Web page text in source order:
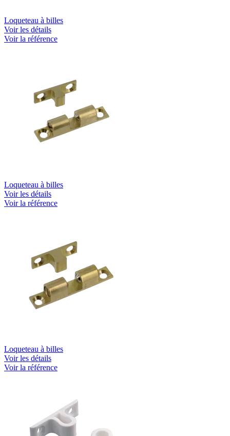
Loqueteau à billes
Voir les détails
Voir la référence
Loqueteau à billes
Voir les détails
Voir la référence
Loqueteau à billes
Voir les détails
Voir la référence